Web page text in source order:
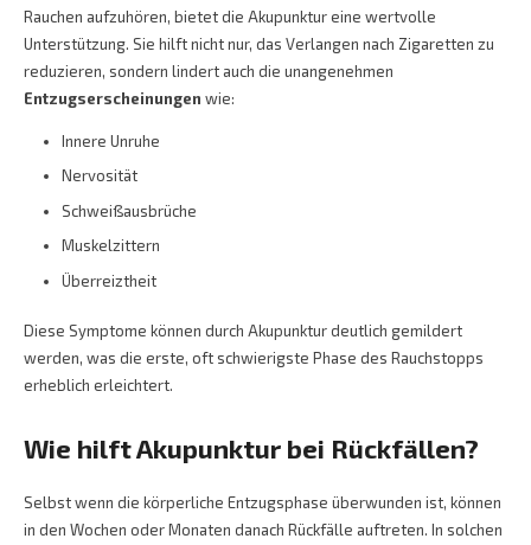
Rauchen aufzuhören, bietet die Akupunktur eine wertvolle
Unterstützung. Sie hilft nicht nur, das Verlangen nach Zigaretten zu
reduzieren, sondern lindert auch die unangenehmen
Entzugserscheinungen wie:
Innere Unruhe
Nervosität
Schweißausbrüche
Muskelzittern
Überreiztheit
Diese Symptome können durch Akupunktur deutlich gemildert
werden, was die erste, oft schwierigste Phase des Rauchstopps
erheblich erleichtert.
Wie hilft Akupunktur bei Rückfällen?
Selbst wenn die körperliche Entzugsphase überwunden ist, können
in den Wochen oder Monaten danach Rückfälle auftreten. In solchen